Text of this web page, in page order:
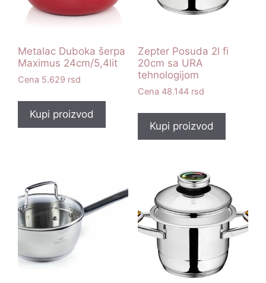
Metalac Duboka šerpa
Maximus 24cm/5,4lit
5.629 rsd
Kupi proizvod
Zepter Posuda 2l fi
20cm sa URA
tehnologijom
48.144 rsd
Kupi proizvod